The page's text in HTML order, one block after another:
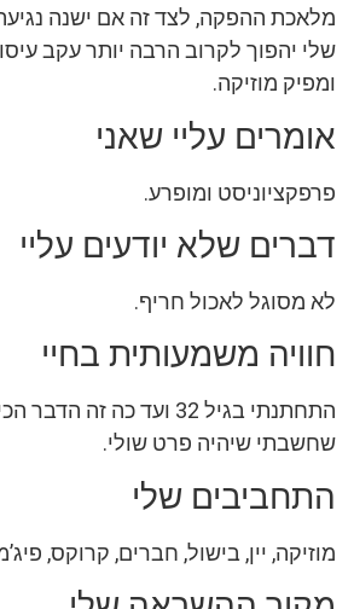
מלאכת ההפקה, לצד זה אם ישנה
שלי יהפוך לקרוב הרבה יותר עקב
ומפיק מוזיקה.
אומרים עליי שאני
פרפקציוניסט ומופרע.
דברים שלא יודעים עליי
לא מסוגל לאכול חריף.
חוויה משמעותית בחיי
התחתנתי בגיל 32 ועד כה זה
שחשבתי שיהיה פרט שולי.
התחביבים שלי
מוזיקה, יין, בישול, חברים, קרוקס,